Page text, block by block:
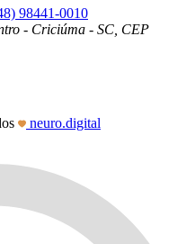
98441-0010
- Criciúma - SC, CEP
neuro.digital